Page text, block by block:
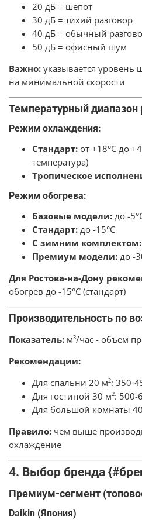
20 дБ = шепот
30 дБ = тихий разговор
40 дБ = обычный
50 дБ = офисный шум
Важно:указывается уровень
на минимальной скорости
Температурный диапазон
Режим охлаждения:
Стандарт:от +18°C до
температура)
Тропическое
Режим обогрева:
Базовые модели:до -
Стандарт:до -15°C
С зимним комплектом:
Премиум модели:до -
Для Ростова-на-Дону
обогрев до -15°C (стандарт)
Производительность по
Показатель: м³/час - объем
Рекомендации:
Для спальни 20 м²: 350-
Для гостиной 30 м²: 500-
Для большой комнаты
Правило: чем выше
охлаждение
4. Выбор бренда
Премиум-сегмент
Daikin (Япония)